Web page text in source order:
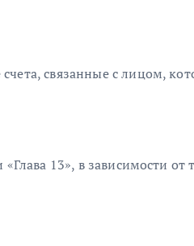
связанные с лицом,
13», в зависимости от